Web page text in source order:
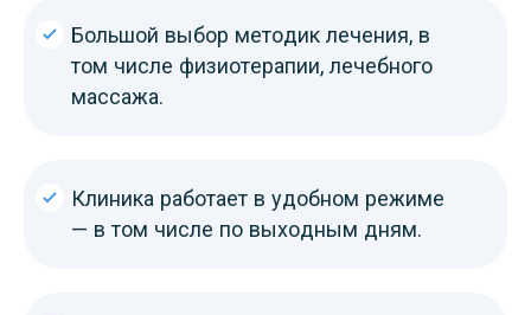
Большой выбор методик лечения, в
том числе физиотерапии, лечебного
массажа.
Клиника работает в удобном режиме
— в том числе по выходным дням.